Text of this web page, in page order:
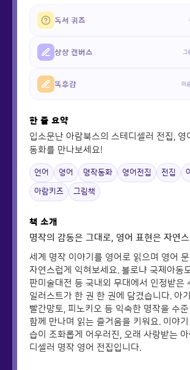
독서 퀴즈
상상 캔버스 그
똑후감 마
한 줄 요약
입소문난 아람북스의 스테디셀러 전집, 영
동화를 만나보세요!
언어 영어 명작동화 영어전집 전집
아람키즈 그림책
책 소개
명작의 감동은 그대로, 영어 표현은 자연
세계 명작 이야기를 영어로 읽으며 영어
자연스럽게 익혀보세요. 볼로냐 국제아동
판미술대전 등 국내외 무대에서 인정받은
일러스트가 한 권 한 권에 담겼습니다. 아
빨간망토, 피노키오 등 익숙한 명작을 수
함께 만나며 읽는 즐거움을 키워요. 이야
습이 조화롭게 어우러진, 오래 사랑받는 아
디셀러 명작 영어 전집입니다.